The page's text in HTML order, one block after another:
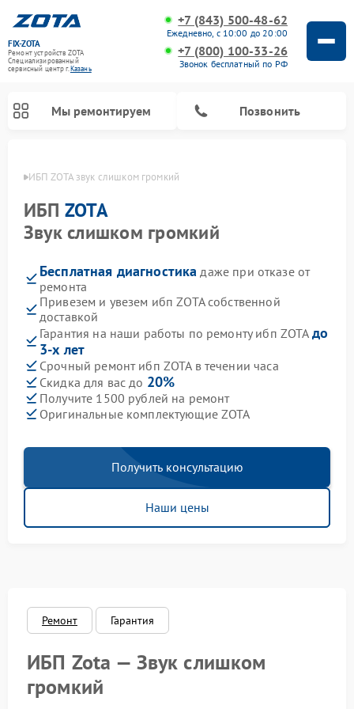
FIX-ZOTA
Ремонт устройств ZOTA
Специализированный
cервисный центр г.Казань
+7 (843) 500-48-62
Ежедневно, с 10:00 до 20:00
+7 (800) 100-33-26
Звонок бесплатный по РФ
Мы ремонтируем Позвонить
ИБП ZOTA звук слишком громкий
ИБП ZOTA
Звук слишком громкий
Бесплатная диагностика даже при отказе от
ремонта
Привезем и увезем ибп ZOTA собственной
доставкой
Гарантия на наши работы по ремонту ибп ZOTA до
3-х лет
Срочный ремонт ибп ZOTA в течении часа
Скидка для вас до 20%
Получите 1500 рублей на ремонт
Оригинальные комплектующие ZOTA
Получить консультацию
Наши цены
Ремонт Гарантия
ИБП Zota — Звук слишком
громкий